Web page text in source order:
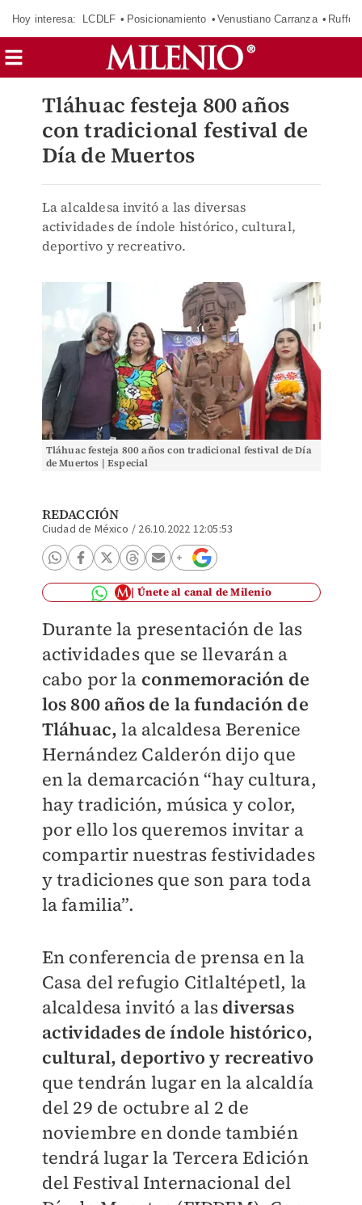
Hoy interesa: LCDLF Posicionamiento Venustiano Carranza Ruffo
Tláhuac festeja 800 años
con tradicional festival de
Día de Muertos
La alcaldesa invitó a las diversas
actividades de índole histórico, cultural,
deportivo y recreativo.
Tláhuac festeja 800 años con tradicional festival de Día
de Muertos | Especial
REDACCIÓN
Ciudad de México / 26.10.2022 12:05:53
Únete al canal de Milenio
Durante la presentación de las
actividades que se llevarán a
cabo por la conmemoración de
los 800 años de la fundación de
Tláhuac, la alcaldesa Berenice
Hernández Calderón dijo que
en la demarcación “hay cultura,
hay tradición, música y color,
por ello los queremos invitar a
compartir nuestras festividades
y tradiciones que son para toda
la familia”.
En conferencia de prensa en la
Casa del refugio Citlaltépetl, la
alcaldesa invitó a las diversas
actividades de índole histórico,
cultural, deportivo y recreativo
que tendrán lugar en la alcaldía
del 29 de octubre al 2 de
noviembre en donde también
tendrá lugar la Tercera Edición
del Festival Internacional del